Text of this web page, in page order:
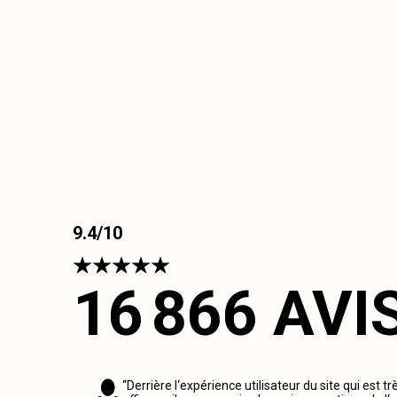
9.4/10
16 866
“Derrière l‘expérience utilisateur du site qui est